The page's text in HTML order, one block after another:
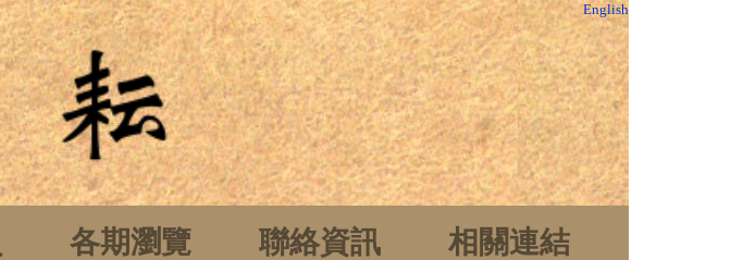
English
各期瀏覽 聯絡資訊 相關連結